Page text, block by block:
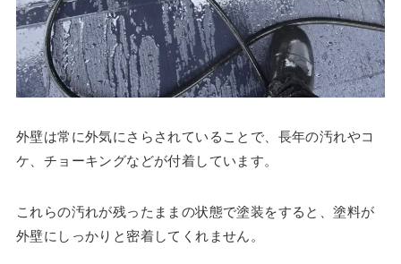
外壁は常に外気にさらされていることで、長年の汚れやコ
ケ、チョーキングなどが付着しています。
これらの汚れが残ったままの状態で塗装をすると、塗料が
外壁にしっかりと密着してくれません。